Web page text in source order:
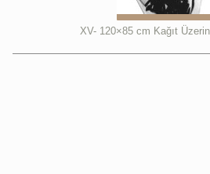
XV- 120×85 cm Kağıt